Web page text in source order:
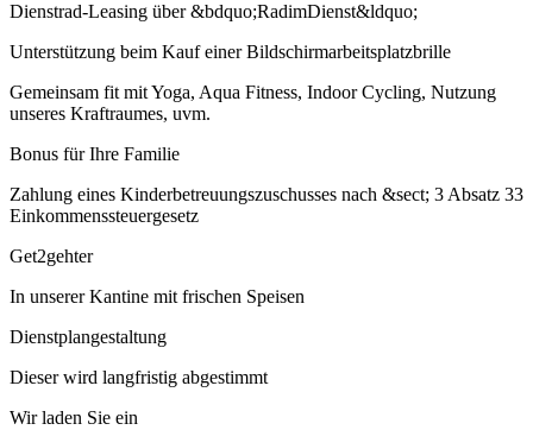
Dienstrad-Leasing über &bdquo;RadimDienst&ldquo;
Unterstützung beim Kauf einer Bildschirmarbeitsplatzbrille
Gemeinsam fit mit Yoga, Aqua Fitness, Indoor Cycling, Nutzung
unseres Kraftraumes, uvm.
Bonus für Ihre Familie
Zahlung eines Kinderbetreuungszuschusses nach &sect; 3 Absatz 33
Einkommenssteuergesetz
Get2gehter
In unserer Kantine mit frischen Speisen
Dienstplangestaltung
Dieser wird langfristig abgestimmt
Wir laden Sie ein